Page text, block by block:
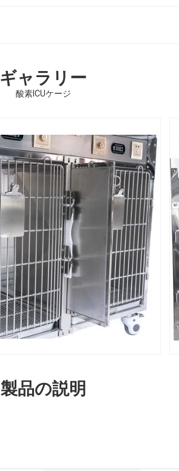
ギャラリー
酸素ICUケージ
製品の説明